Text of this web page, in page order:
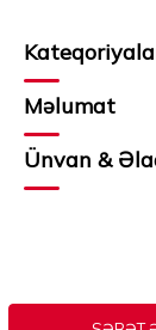
Məlumat
Ünvan &